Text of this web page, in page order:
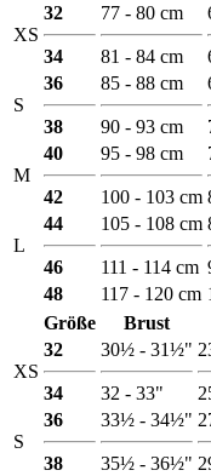
XS
32
34
77 - 80 cm
81 - 84 cm
S
36
38
85 - 88 cm
90 - 93 cm
M
40
42
95 - 98 cm
100 - 103 cm
L
44
46
105 - 108 cm
111 - 114 cm
48
117 - 120 cm
Größe
Brust
XS
32
34
30½ - 31½"
32 - 33"
S
36
38
33½ - 34½"
35½ - 36½"